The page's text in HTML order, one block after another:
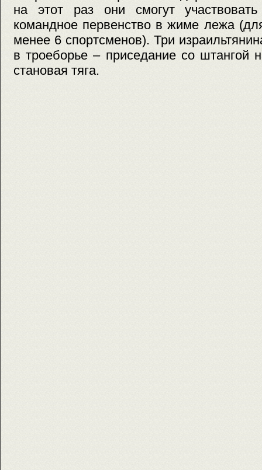
на этот раз они смогут
командное первенство в жиме лежа
менее 6 спортсменов). Три
в троеборье – приседание со штангой
становая тяга.